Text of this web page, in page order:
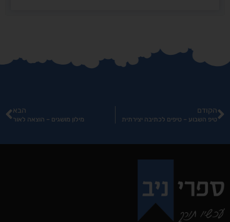
הקודם
טיפ השבוע – טיפים לכתיבה יצירתית
הבא
מילון מושגים – הוצאה לאור